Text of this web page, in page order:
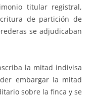
titular registral,
de partición de
se adjudicaban
la mitad indivisa
embargar la mitad
sobre la finca y se